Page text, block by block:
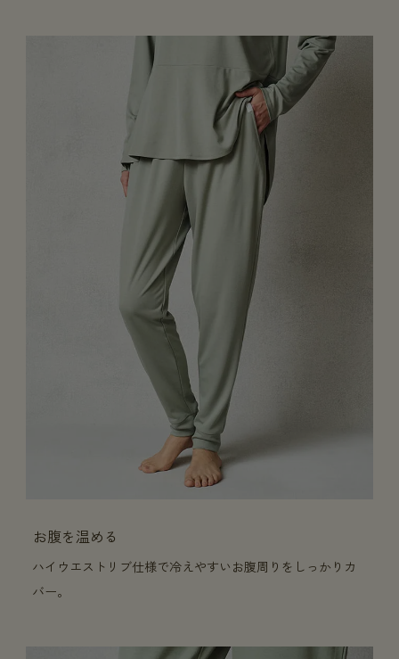
お腹を温める
ハイウエストリブ仕様で冷えやすいお腹周りをしっかりカ
バー。